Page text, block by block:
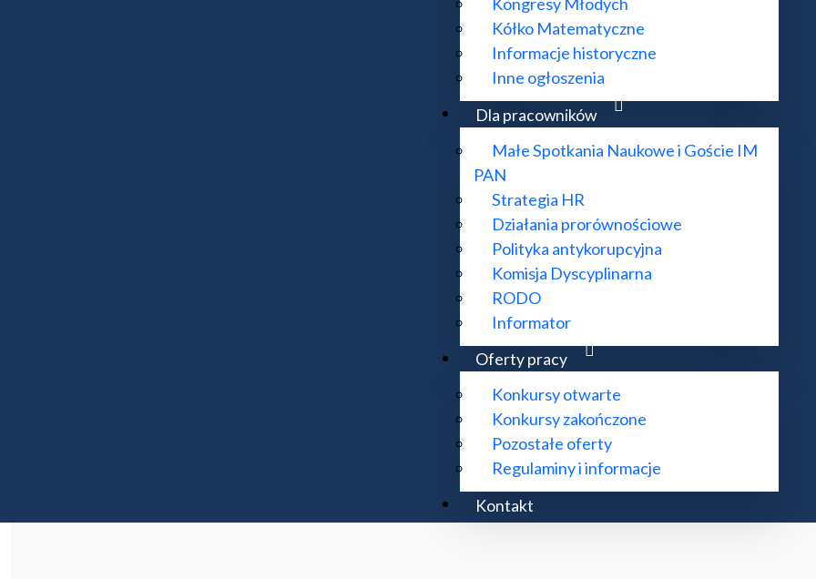
Kółko Matematyczne
Informacje historyczne
Inne ogłoszenia
Dla pracowników
Małe Spotkania Naukowe i Goście IM
PAN
Strategia HR
Działania prorównościowe
Polityka antykorupcyjna
Komisja Dyscyplinarna
RODO
Informator
Oferty pracy
Konkursy otwarte
Konkursy zakończone
Pozostałe oferty
Regulaminy i informacje
Kontakt
Geometria niekomutatywna
Równania Różniczkowe Cząstkowe
Metody Matematyczne Techniki